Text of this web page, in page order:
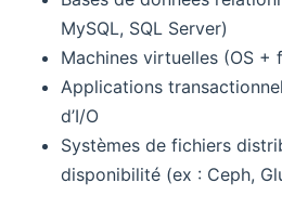
MySQL, SQL Server)
Machines virtuelles (OS +
Applications
d’I/O
Systèmes de fichiers
disponibilité (ex : Ceph,